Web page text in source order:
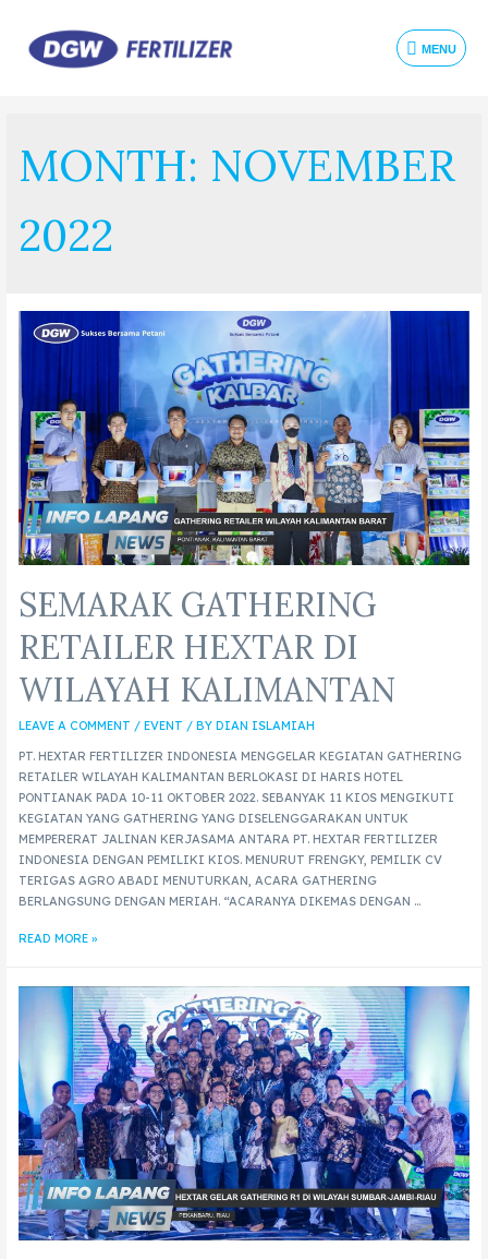
MENU
MONTH: NOVEMBER
2022
SEMARAK GATHERING
RETAILER HEXTAR DI
WILAYAH KALIMANTAN
LEAVE A COMMENT / EVENT / BY DIAN ISLAMIAH
PT. HEXTAR FERTILIZER INDONESIA MENGGELAR KEGIATAN GATHERING
RETAILER WILAYAH KALIMANTAN BERLOKASI DI HARIS HOTEL
PONTIANAK PADA 10-11 OKTOBER 2022. SEBANYAK 11 KIOS MENGIKUTI
KEGIATAN YANG GATHERING YANG DISELENGGARAKAN UNTUK
MEMPERERAT JALINAN KERJASAMA ANTARA PT. HEXTAR FERTILIZER
INDONESIA DENGAN PEMILIKI KIOS. MENURUT FRENGKY, PEMILIK CV
TERIGAS AGRO ABADI MENUTURKAN, ACARA GATHERING
BERLANGSUNG DENGAN MERIAH. “ACARANYA DIKEMAS DENGAN …
READ MORE »